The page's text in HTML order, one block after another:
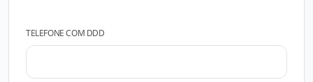
TELEFONE COM DDD